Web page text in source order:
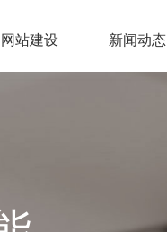
网站建设 新闻动态